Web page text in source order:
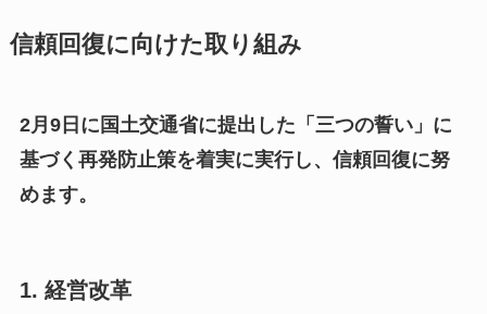
信頼回復に向けた取り組み
2月9日に国土交通省に提出した「三つの誓い」に
基づく再発防止策を着実に実行し、信頼回復に努
めます。
1. 経営改革